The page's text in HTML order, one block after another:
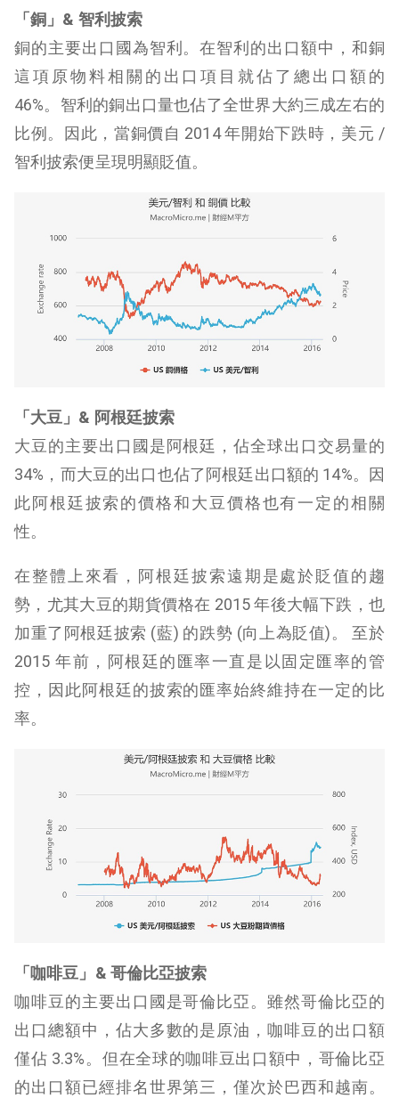
「銅」& 智利披索
銅的主要出口國為智利。在智利的出口額中，和銅
這項原物料相關的出口項目就佔了總出口額的
46%。智利的銅出口量也佔了全世界大約三成左右的
比例。因此，當銅價自 2014 年開始下跌時，美元 /
智利披索便呈現明顯貶值。
「大豆」& 阿根廷披索
大豆的主要出口國是阿根廷，佔全球出口交易量的
34%，而大豆的出口也佔了阿根廷出口額的 14%。因
此阿根廷披索的價格和大豆價格也有一定的相關
性。
在整體上來看，阿根廷披索遠期是處於貶值的趨
勢，尤其大豆的期貨價格在 2015 年後大幅下跌，也
加重了阿根廷披索 (藍) 的跌勢 (向上為貶值)。 至於
2015 年前，阿根廷的匯率一直是以固定匯率的管
控，因此阿根廷的披索的匯率始終維持在一定的比
率。
「咖啡豆」& 哥倫比亞披索
咖啡豆的主要出口國是哥倫比亞。雖然哥倫比亞的
出口總額中，佔大多數的是原油，咖啡豆的出口額
僅佔 3.3%。但在全球的咖啡豆出口額中，哥倫比亞
的出口額已經排名世界第三，僅次於巴西和越南。